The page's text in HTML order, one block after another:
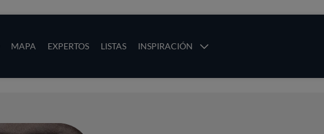
MAPA EXPERTOS LISTAS INSPIRACIÓN